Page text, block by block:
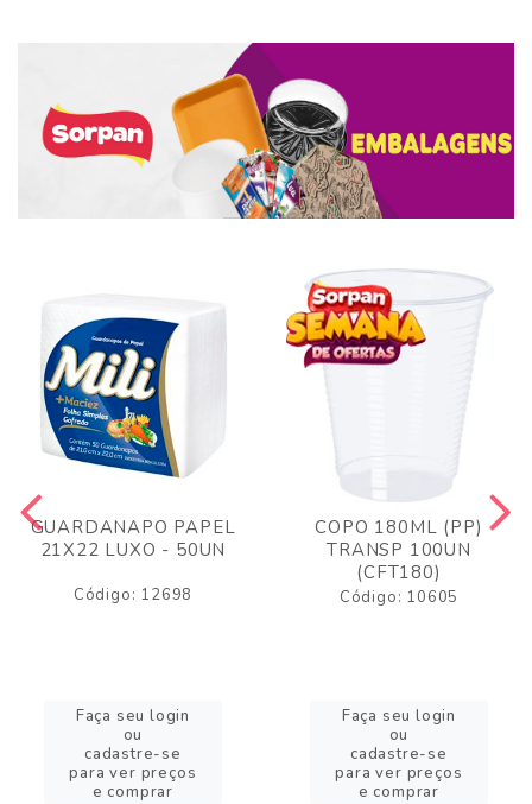
GUARDANAPO PAPEL
21X22 LUXO - 50UN
Código: 12698
Faça seu login
ou
cadastre-se
para ver preços
e comprar
COPO 180ML (PP)
TRANSP 100UN
(CFT180)
Código: 10605
Faça seu login
ou
cadastre-se
para ver preços
e comprar